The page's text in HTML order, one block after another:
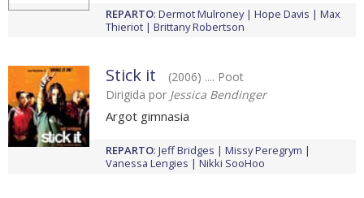
REPARTO: Dermot Mulroney Hope Davis
Max
Thieriot
Brittany Robertson
Stick it
(2006) .... Poot
Dirigida por Jessica Bendinger
Argot gimnasia
REPARTO: Jeff Bridges
Missy Peregrym
Vanessa Lengies
Nikki SooHoo